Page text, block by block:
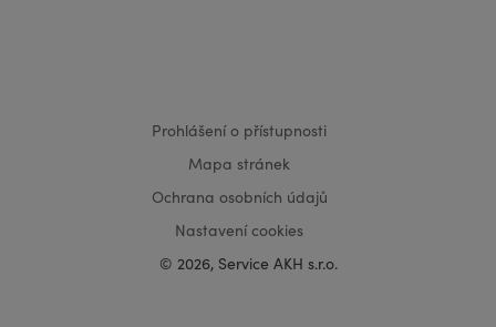
Prohlášení o přístupnosti
Mapa stránek
Ochrana osobních údajů
Nastavení cookies
© 2026, Service AKH s.r.o.